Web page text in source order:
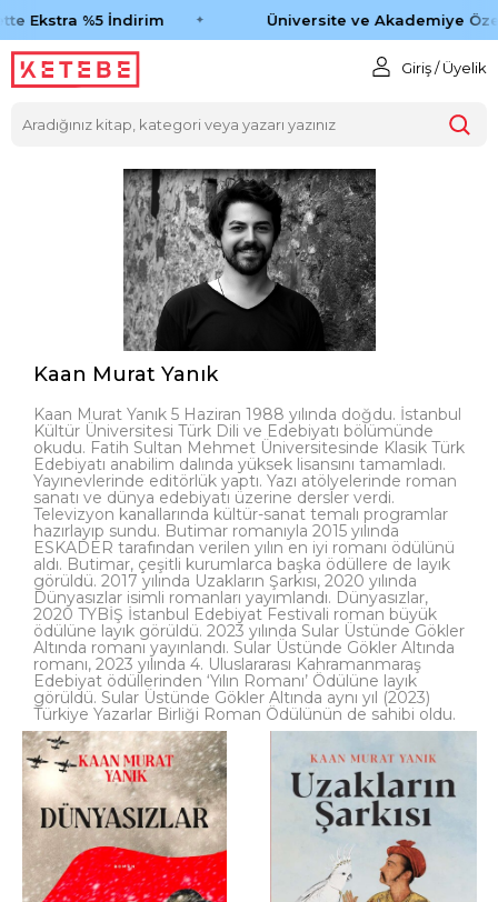
Ekstra %5 İndirim Üniversite ve Akademiye
Giriş / Üyelik
Kaan Murat Yanık
Kaan Murat Yanık 5 Haziran 1988 yılında doğdu. İstanbul
Kültür Üniversitesi Türk Dili ve Edebiyatı bölümünde
okudu. Fatih Sultan Mehmet Üniversitesinde Klasik Türk
Edebiyatı anabilim dalında yüksek lisansını tamamladı.
Yayınevlerinde editörlük yaptı. Yazı atölyelerinde roman
sanatı ve dünya edebiyatı üzerine dersler verdi.
Televizyon kanallarında kültür-sanat temalı programlar
hazırlayıp sundu. Butimar romanıyla 2015 yılında
ESKADER tarafından verilen yılın en iyi romanı ödülünü
aldı. Butimar, çeşitli kurumlarca başka ödüllere de layık
görüldü. 2017 yılında Uzakların Şarkısı, 2020 yılında
Dünyasızlar isimli romanları yayımlandı. Dünyasızlar,
2020 TYBİŞ İstanbul Edebiyat Festivali roman büyük
ödülüne layık görüldü. 2023 yılında Sular Üstünde Gökler
Altında romanı yayınlandı. Sular Üstünde Gökler Altında
romanı, 2023 yılında 4. Uluslararası Kahramanmaraş
Edebiyat ödüllerinden ‘Yılın Romanı’ Ödülüne layık
görüldü. Sular Üstünde Gökler Altında aynı yıl (2023)
Türkiye Yazarlar Birliği Roman Ödülünün de sahibi oldu.